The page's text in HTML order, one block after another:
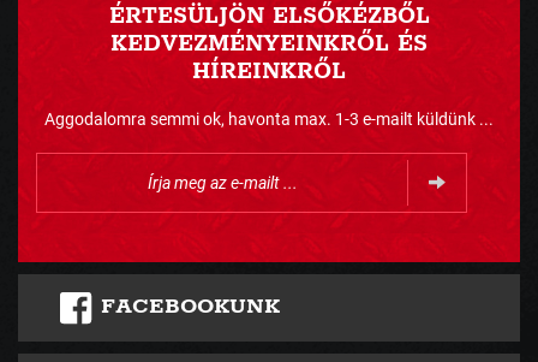
ÉRTESÜLJÖN ELSŐKÉZBŐL
KEDVEZMÉNYEINKRŐL ÉS
HÍREINKRŐL
Aggodalomra semmi ok, havonta max. 1-3 e-mailt küldünk ...
FACEBOOKUNK